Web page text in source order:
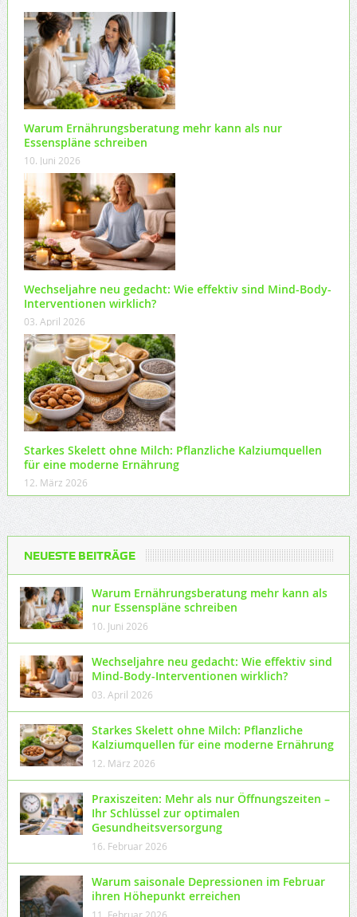
Warum Ernährungsberatung mehr kann als nur
Essenspläne schreiben
10. Juni 2026
Wechseljahre neu gedacht: Wie effektiv sind Mind-Body-
Interventionen wirklich?
03. April 2026
Starkes Skelett ohne Milch: Pflanzliche Kalziumquellen
für eine moderne Ernährung
12. März 2026
NEUESTE BEITRÄGE
Warum Ernährungsberatung mehr kann als
nur Essenspläne schreiben
10. Juni 2026
Wechseljahre neu gedacht: Wie effektiv sind
Mind-Body-Interventionen wirklich?
03. April 2026
Starkes Skelett ohne Milch: Pflanzliche
Kalziumquellen für eine moderne Ernährung
12. März 2026
Praxiszeiten: Mehr als nur Öffnungszeiten –
Ihr Schlüssel zur optimalen
Gesundheitsversorgung
16. Februar 2026
Warum saisonale Depressionen im Februar
ihren Höhepunkt erreichen